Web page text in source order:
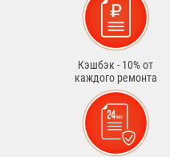
Кэшбэк - 10% от
каждого ремонта